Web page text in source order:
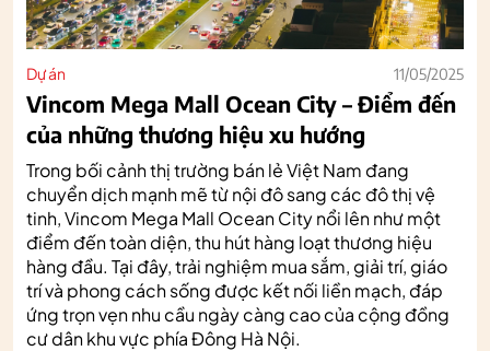
Dự án 11/05/2025
Vincom Mega Mall Ocean City – Điểm đến
của những thương hiệu xu hướng
Trong bối cảnh thị trường bán lẻ Việt Nam đang
chuyển dịch mạnh mẽ từ nội đô sang các đô thị vệ
tinh, Vincom Mega Mall Ocean City nổi lên như một
điểm đến toàn diện, thu hút hàng loạt thương hiệu
hàng đầu. Tại đây, trải nghiệm mua sắm, giải trí, giáo
trí và phong cách sống được kết nối liền mạch, đáp
ứng trọn vẹn nhu cầu ngày càng cao của cộng đồng
cư dân khu vực phía Đông Hà Nội.